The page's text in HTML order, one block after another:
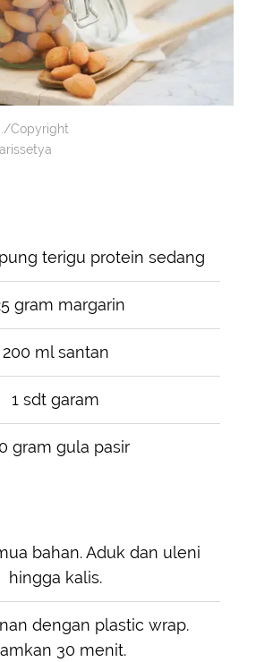
Copyright
terigu protein sedang
gram margarin
200 ml santan
1 sdt garam
gram gula pasir
bahan. Aduk dan uleni
hingga kalis.
dengan plastic wrap.
30 menit.